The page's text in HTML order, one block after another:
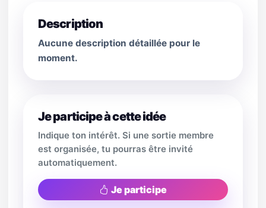
Description
Aucune description détaillée pour le
moment.
Je participe à cette idée
Indique ton intérêt. Si une sortie membre
est organisée, tu pourras être invité
automatiquement.
Je participe